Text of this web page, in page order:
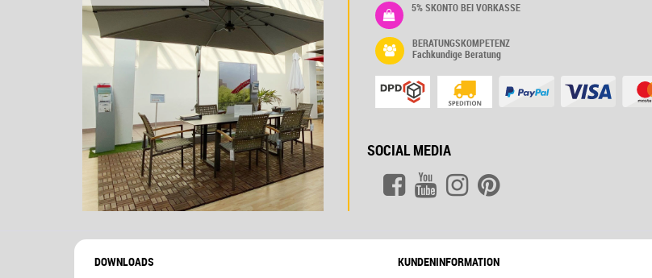
5% SKONTO BEI VORKASSE
BERATUNGSKOMPETENZ
Fachkundige Beratung
SOCIAL MEDIA
DOWNLOADS KUNDENINFORMATION